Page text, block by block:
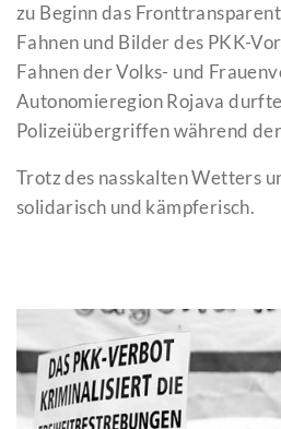
zu Beginn das
Fahnen und Bilder des PKK-
Fahnen der Volks- und
Autonomieregion Rojava
Polizeiübergriffen während
Trotz des nasskalten Wetters
solidarisch und kämpferisch.